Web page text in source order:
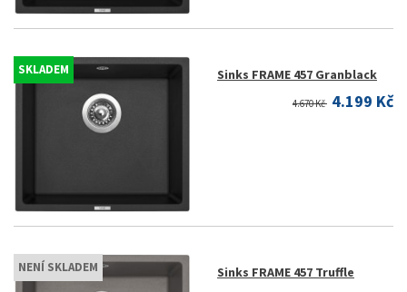
SKLADEM Sinks FRAME 457 Granblack
4.670 Kč 4.199 Kč
NENÍ SKLADEM Sinks FRAME 457 Truffle